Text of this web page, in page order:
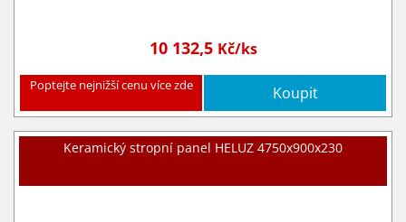
10 132,5 Kč/ks
Poptejte nejnižší cenu více zde Koupit
Keramický stropní panel HELUZ 4750x900x230